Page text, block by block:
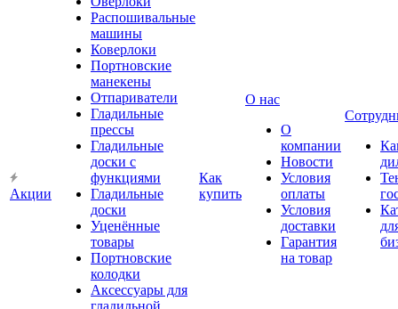
Акции
Распошивальные
машины
Коверлоки
Портновские
манекены
Отпариватели
Гладильные
прессы
Гладильные
доски с
функциями
Гладильные
доски
Уценённые
товары
Портновские
колодки
Аксессуары для
гладильной
Как
купить
О нас
О
компании
Новости
Условия
оплаты
Условия
доставки
Гарантия
на товар